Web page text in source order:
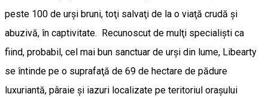
peste 100 de urşi bruni, toţi salvaţi de la o viaţă crudă şi
abuzivă, în captivitate. Recunoscut de mulţi specialişti ca
fiind, probabil, cel mai bun sanctuar de urşi din lume, Libearty
se întinde pe o suprafaţă de 69 de hectare de pădure
luxuriantă, pâraie şi iazuri localizate pe teritoriul oraşului